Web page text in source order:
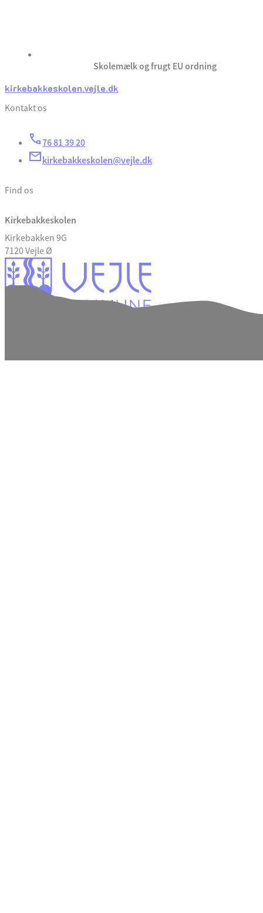
Skolemælk og frugt EU ordning
kirkebakkeskolen.vejle.dk
Kontakt os
76 81 39 20
kirkebakkeskolen@vejle.dk
Find os
Kirkebakkeskolen
Kirkebakken 9G
7120 Vejle Ø